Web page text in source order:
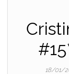
18/01/